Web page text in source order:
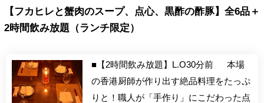
【フカヒレと蟹肉のスープ、点心、黒酢の酢豚】全6品＋
2時間飲み放題（ランチ限定）
■【2時間飲み放題】L.O30分前 本場
の香港厨師が作り出す絶品料理をたっぷ
りと！職人が「手作り」にこだわった点